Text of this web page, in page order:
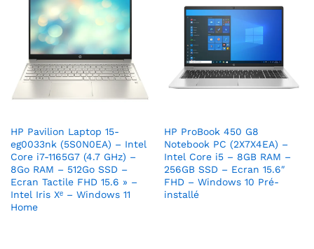
HP Pavilion Laptop 15-
eg0033nk (5S0N0EA) – Intel
Core i7-1165G7 (4.7 GHz) –
8Go RAM – 512Go SSD –
Ecran Tactile FHD 15.6 » –
Intel Iris Xᵉ – Windows 11
Home
HP ProBook 450 G8
Notebook PC (2X7X4EA) –
Intel Core i5 – 8GB RAM –
256GB SSD – Ecran 15.6″
FHD – Windows 10 Pré-
installé